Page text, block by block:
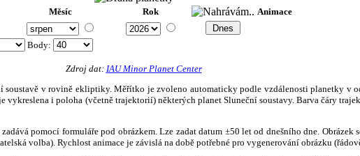
Měsíc Rok Animace
Body:
Zdroj dat: IAU Minor Planet Center
v rovině ekliptiky. Měřítko je zvoleno automaticky podle vzdálenosti planetky v
i poloha (včetně trajektorií) některých planet Sluneční soustavy. Barva čáry
pomocí formuláře pod obrázkem. Lze zadat datum ±50 let od dnešního dne. Obrázek
volba). Rychlost animace je závislá na době potřebné pro vygenerování obrázku